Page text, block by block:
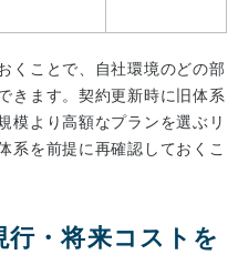
くことで、自社環境のどの部
きます。契約更新時に旧体系
模より高額なプランを選ぶリ
系を前提に再確認しておくこ
・将来コストを